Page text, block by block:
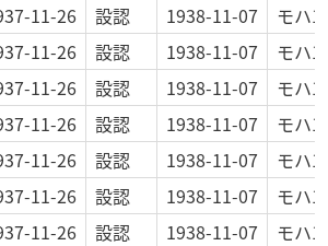
11-26 設認 1938-11-07
モハ
11-26 設認 1938-11-07
モハ
11-26 設認 1938-11-07
モハ
11-26 設認 1938-11-07
モハ
11-26 設認 1938-11-07
モハ
11-26 設認 1938-11-07
モハ
11-26 設認 1938-11-07
モハ